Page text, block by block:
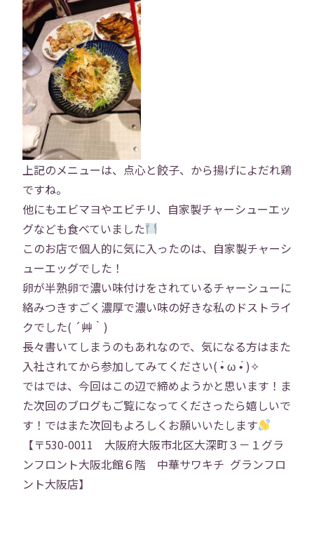
上記のメニューは、点心と餃子、から揚げによだれ鶏
ですね。
他にもエビマヨやエビチリ、自家製チャーシューエッ
グなども食べていました
このお店で個人的に気に入ったのは、自家製チャーシ
ューエッグでした！
卵が半熟卵で濃い味付けをされているチャーシューに
絡みつきすごく濃厚で濃い味の好きな私のドストライ
クでした( ´艸｀)
長々書いてしまうのもあれなので、気になる方はまた
入社されてから参加してみてください( •̀ ω •́ )✧
ではでは、今回はこの辺で締めようかと思います！ま
た次回のブログもご覧になってくださったら嬉しいで
す！ではまた次回もよろしくお願いいたします
【〒530-0011 大阪府大阪市北区大深町３－１グラ
ンフロント大阪北館６階 中華サワキチ グランフロ
ント大阪店】